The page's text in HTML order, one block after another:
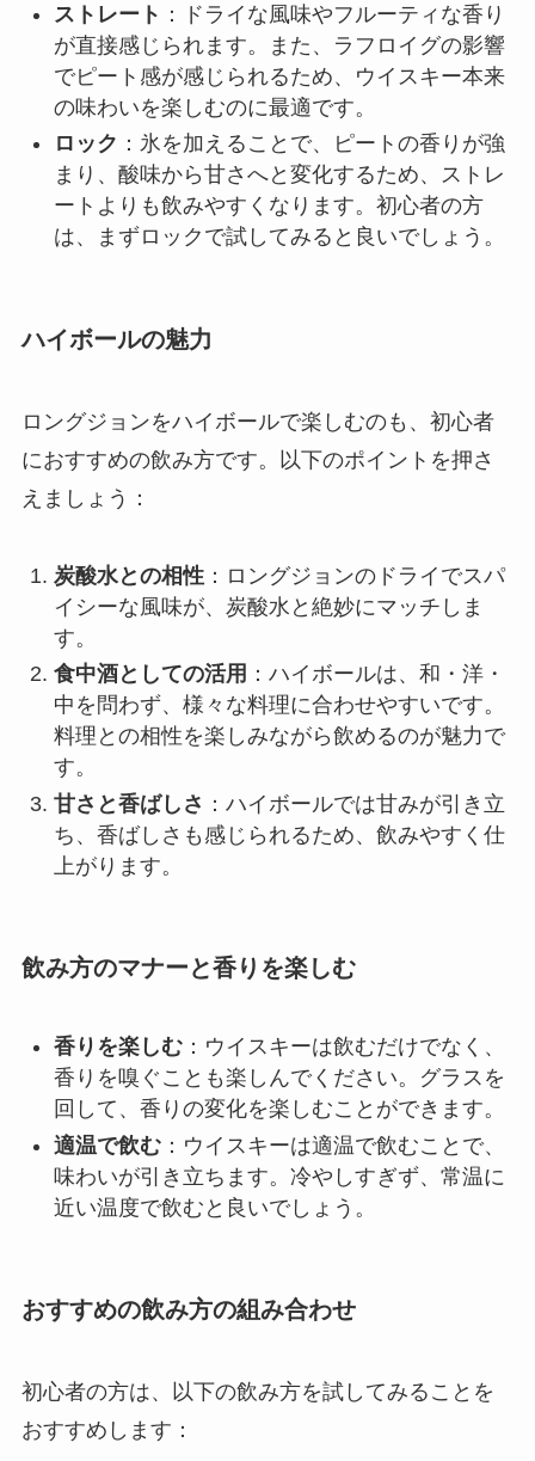
ストレート ：ドライな風味やフルーティな香り
が直接感じられます。また、ラフロイグの影響
でピート感が感じられるため、ウイスキー本来
の味わいを楽しむのに最適です。
ロック ：氷を加えることで、ピートの香りが強
まり、酸味から甘さへと変化するため、ストレ
ートよりも飲みやすくなります。初心者の方
は、まずロックで試してみると良いでしょう。
ハイボールの魅力
ロングジョンをハイボールで楽しむのも、初心者
におすすめの飲み方です。以下のポイントを押さ
えましょう：
炭酸水との相性：ロングジョンのドライでスパ
イシーな風味が、炭酸水と絶妙にマッチしま
す。
食中酒としての活用 ：ハイボールは、和・洋・
中を問わず、様々な料理に合わせやすいです。
料理との相性を楽しみながら飲めるのが魅力で
す。
甘さと香ばしさ ：ハイボールでは甘みが引き立
ち、香ばしさも感じられるため、飲みやすく仕
上がります。
飲み方のマナーと香りを楽しむ
香りを楽しむ：ウイスキーは飲むだけでなく、
香りを嗅ぐことも楽しんでください。グラスを
回して、香りの変化を楽しむことができます。
適温で飲む：ウイスキーは適温で飲むことで、
味わいが引き立ちます。冷やしすぎず、常温に
近い温度で飲むと良いでしょう。
おすすめの飲み方の組み合わせ
初心者の方は、以下の飲み方を試してみることを
おすすめします：